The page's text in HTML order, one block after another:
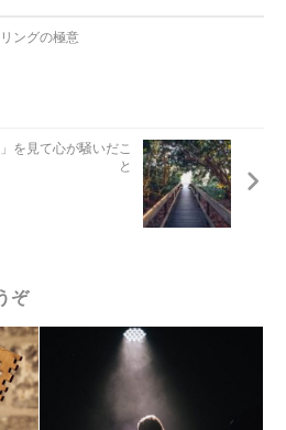
ングの極意
を見て心が騒いだこ
と
ぞ